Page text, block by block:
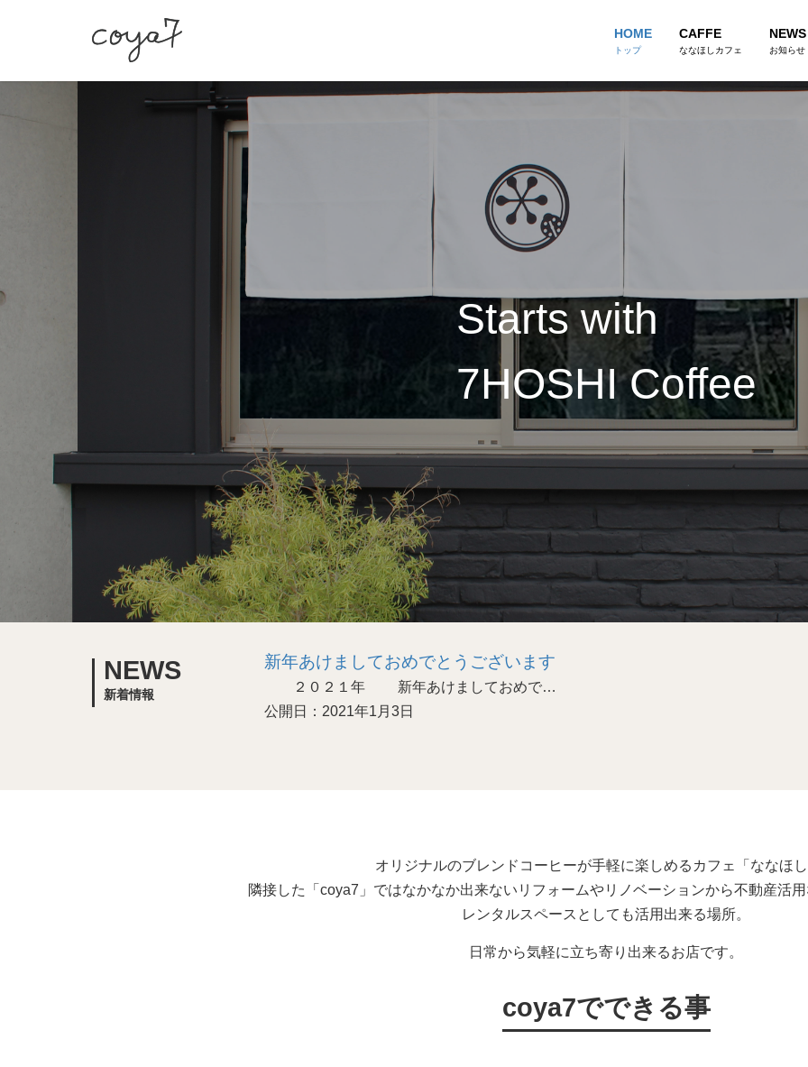
HOME
トップ
CAFFE
ななほしカフェ
NEWS
お知らせ
Starts with
7HOSHI Coffee
NEWS
新着情報
新年あけましておめでとうございます
２０２１年 新年あけましておめで…
公開日：2021年1月3日
オリジナルのブレンドコーヒーが手軽に楽しめるカフェ「ななほし
隣接した「coya7」ではなかなか出来ないリフォームやリノベーションから不動産活用
レンタルスペースとしても活用出来る場所。
日常から気軽に立ち寄り出来るお店です。
coya7でできる事